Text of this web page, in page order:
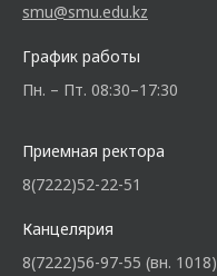
smu@smu.edu.kz
График работы
Пн. – Пт. 08:30–17:30
Приемная ректора
8(7222)52-22-51
Канцелярия
8(7222)56-97-55 (вн.